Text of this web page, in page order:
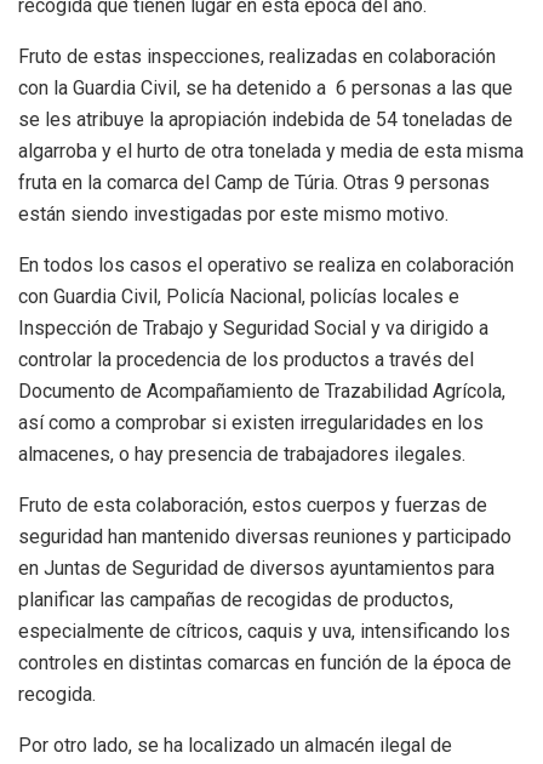
recogida que tienen lugar en esta época del año.
Fruto de estas inspecciones, realizadas en colaboración
con la Guardia Civil, se ha detenido a 6 personas a las que
se les atribuye la apropiación indebida de 54 toneladas de
algarroba y el hurto de otra tonelada y media de esta misma
fruta en la comarca del Camp de Túria. Otras 9 personas
están siendo investigadas por este mismo motivo.
En todos los casos el operativo se realiza en colaboración
con Guardia Civil, Policía Nacional, policías locales e
Inspección de Trabajo y Seguridad Social y va dirigido a
controlar la procedencia de los productos a través del
Documento de Acompañamiento de Trazabilidad Agrícola,
así como a comprobar si existen irregularidades en los
almacenes, o hay presencia de trabajadores ilegales.
Fruto de esta colaboración, estos cuerpos y fuerzas de
seguridad han mantenido diversas reuniones y participado
en Juntas de Seguridad de diversos ayuntamientos para
planificar las campañas de recogidas de productos,
especialmente de cítricos, caquis y uva, intensificando los
controles en distintas comarcas en función de la época de
recogida.
Por otro lado, se ha localizado un almacén ilegal de